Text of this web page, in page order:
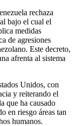
rechaza
bajo el cual el
medidas
de agresiones
Este decreto,
afrenta al sistema
Unidos, con
y reiterando el
que ha causado
en riesgo áreas tan
humanos.